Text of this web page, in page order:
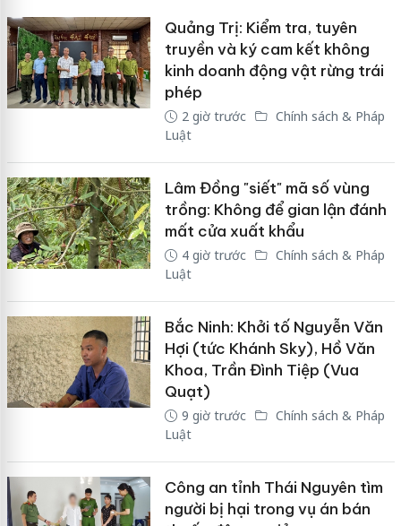
Quảng Trị: Kiểm tra, tuyên
truyền và ký cam kết không
kinh doanh động vật rừng trái
phép
2 giờ trước
Chính sách & Pháp
Luật
Lâm Đồng "siết" mã số vùng
trồng: Không để gian lận đánh
mất cửa xuất khẩu
4 giờ trước
Chính sách & Pháp
Luật
Bắc Ninh: Khởi tố Nguyễn Văn
Hợi (tức Khánh Sky), Hồ Văn
Khoa, Trần Đình Tiệp (Vua
Quạt)
9 giờ trước
Chính sách & Pháp
Luật
Công an tỉnh Thái Nguyên tìm
người bị hại trong vụ án bán